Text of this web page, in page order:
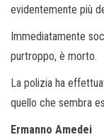
evidentemente più
Immediatamente
purtroppo, è morto.
La polizia ha
quello che sembra
Ermanno Amedei